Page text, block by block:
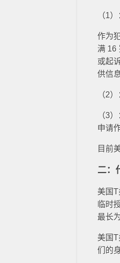
（1
作为
满 16
或起
供信
（2
（3
申请
目前
二：
美国
临时
最长
美国
们的